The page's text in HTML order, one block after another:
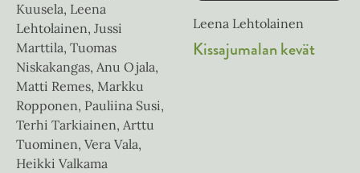
Kuusela, Leena
Lehtolainen, Jussi
Marttila, Tuomas
Niskakangas, Anu Ojala,
Matti Remes, Markku
Ropponen, Pauliina Susi,
Terhi Tarkiainen, Arttu
Tuominen, Vera Vala,
Heikki Valkama
Leena Lehtolainen
Kissajumalan kevät